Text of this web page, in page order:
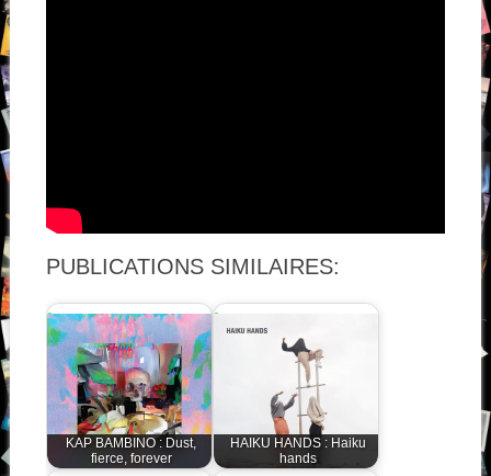
PUBLICATIONS SIMILAIRES:
KAP BAMBINO : Dust,
fierce, forever
HAIKU HANDS : Haiku
hands